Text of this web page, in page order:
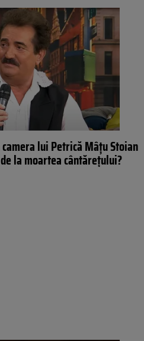
lui Petrică Mâţu Stoian
la moartea cântăreţului?